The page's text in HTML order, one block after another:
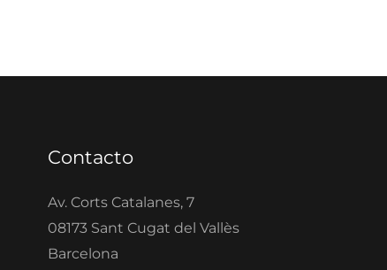
Contacto
Av. Corts Catalanes, 7
08173 Sant Cugat del Vallès
Barcelona